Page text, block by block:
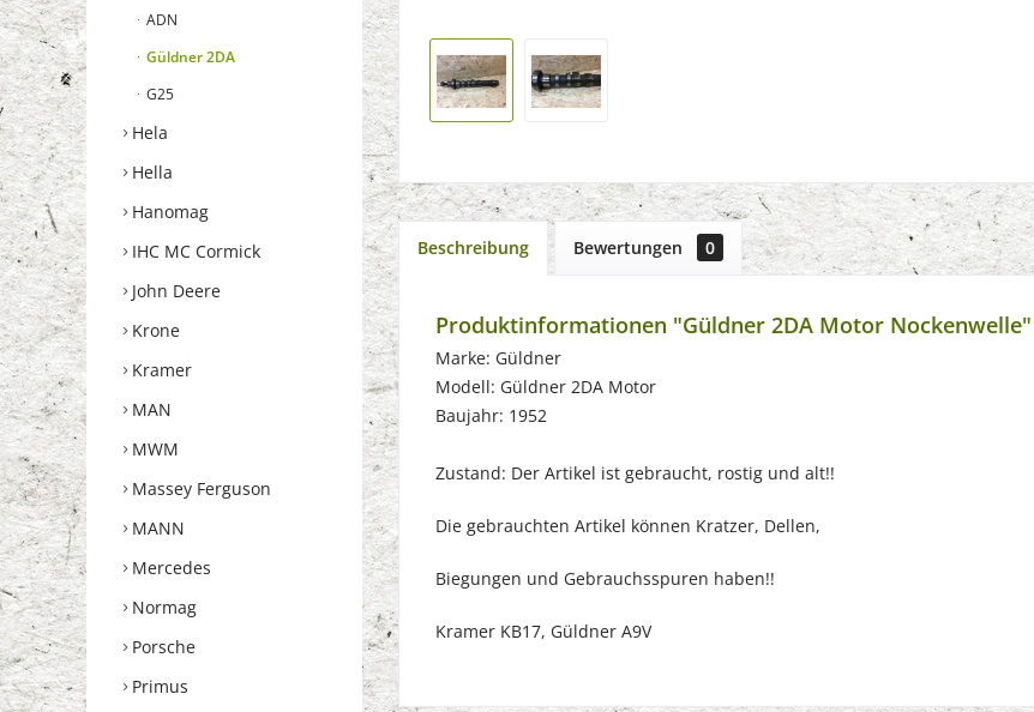
ADN
Güldner 2DA
G25
Hela
Hella
Hanomag
IHC MC Cormick
John Deere
Krone
Kramer
MAN
MWM
Massey Ferguson
MANN
Mercedes
Normag
Porsche
Primus
Beschreibung Bewertungen 0
Produktinformationen "Güldner 2DA Motor Nockenwelle"
Marke: Güldner
Modell: Güldner 2DA Motor
Baujahr: 1952
Zustand: Der Artikel ist gebraucht, rostig und alt!!
Die gebrauchten Artikel können Kratzer, Dellen,
Biegungen und Gebrauchsspuren haben!!
Kramer KB17, Güldner A9V